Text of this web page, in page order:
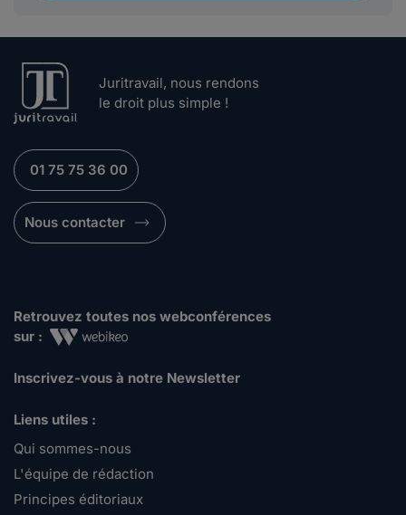
Juritravail, nous rendons
le droit plus simple !
01 75 75 36 00
Nous contacter
Retrouvez toutes nos webconférences
sur :
Inscrivez-vous à notre Newsletter
Liens utiles :
Qui sommes-nous
L'équipe de rédaction
Principes éditoriaux